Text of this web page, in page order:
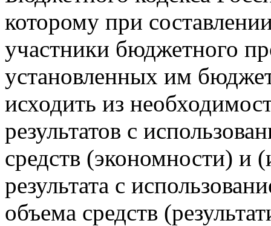
которому при
участники бюджетного
установленных им
исходить из
результатов с
средств (экономности) и
результата с
объема средств